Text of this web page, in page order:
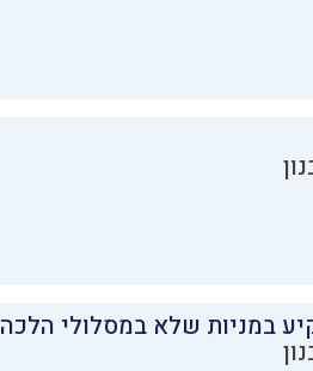
במניות שלא במסלולי הלכה